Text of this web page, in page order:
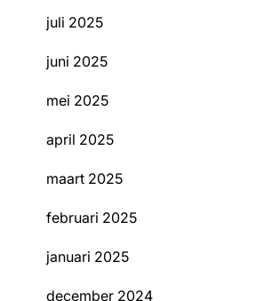
juli 2025
juni 2025
mei 2025
april 2025
maart 2025
februari 2025
januari 2025
december 2024